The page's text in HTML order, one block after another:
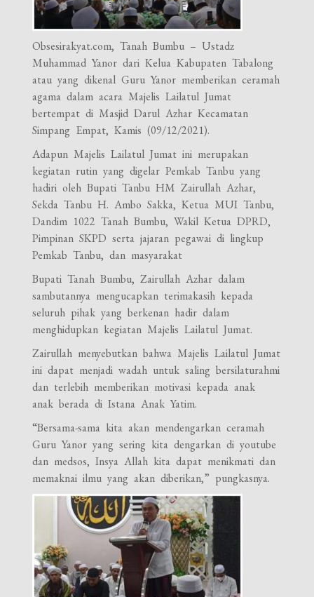
Obsesirakyat.com, Tanah Bumbu – Ustadz
Muhammad Yanor dari Kelua Kabupaten Tabalong
atau yang dikenal Guru Yanor memberikan ceramah
agama dalam acara Majelis Lailatul Jumat
bertempat di Masjid Darul Azhar Kecamatan
Simpang Empat, Kamis (09/12/2021).
Adapun Majelis Lailatul Jumat ini merupakan
kegiatan rutin yang digelar Pemkab Tanbu yang
hadiri oleh Bupati Tanbu HM Zairullah Azhar,
Sekda Tanbu H. Ambo Sakka, Ketua MUI Tanbu,
Dandim 1022 Tanah Bumbu, Wakil Ketua DPRD,
Pimpinan SKPD serta jajaran pegawai di lingkup
Pemkab Tanbu, dan masyarakat
Bupati Tanah Bumbu, Zairullah Azhar dalam
sambutannya mengucapkan terimakasih kepada
seluruh pihak yang berkenan hadir dalam
menghidupkan kegiatan Majelis Lailatul Jumat.
Zairullah menyebutkan bahwa Majelis Lailatul Jumat
ini dapat menjadi wadah untuk saling bersilaturahmi
dan terlebih memberikan motivasi kepada anak
anak berada di Istana Anak Yatim.
“Bersama-sama kita akan mendengarkan ceramah
Guru Yanor yang sering kita dengarkan di youtube
dan medsos, Insya Allah kita dapat menikmati dan
memaknai ilmu yang akan diberikan,” pungkasnya.